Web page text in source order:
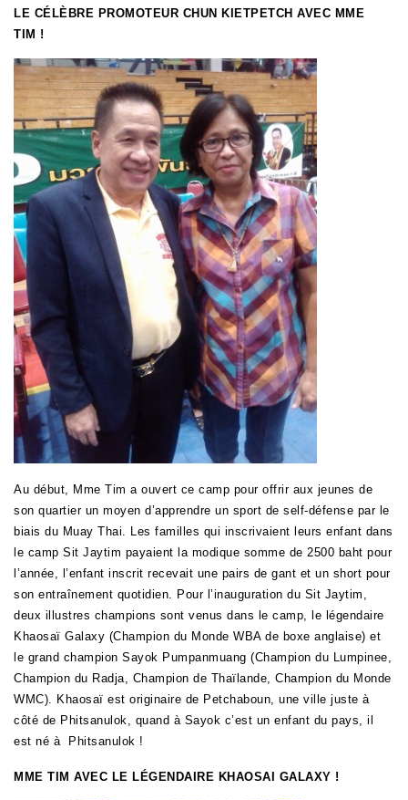
LE CÉLÈBRE PROMOTEUR CHUN KIETPETCH AVEC MME
TIM !
Au début, Mme Tim a ouvert ce camp pour offrir aux jeunes de
son quartier un moyen d’apprendre un sport de self-défense par le
biais du Muay Thai. Les familles qui inscrivaient leurs enfant dans
le camp Sit Jaytim payaient la modique somme de 2500 baht pour
l’année, l’enfant inscrit recevait une pairs de gant et un short pour
son entraînement quotidien. Pour l’inauguration du Sit Jaytim,
deux illustres champions sont venus dans le camp, le légendaire
Khaosaï Galaxy (Champion du Monde WBA de boxe anglaise) et
le grand champion Sayok Pumpanmuang (Champion du Lumpinee,
Champion du Radja, Champion de Thaïlande, Champion du Monde
WMC). Khaosaï est originaire de Petchaboun, une ville juste à
côté de Phitsanulok, quand à Sayok c’est un enfant du pays, il
est né à Phitsanulok !
MME TIM AVEC LE LÉGENDAIRE KHAOSAI GALAXY !